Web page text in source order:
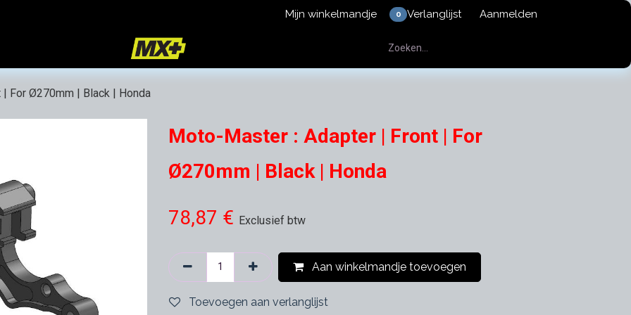
Mijn winkelmandje 0 Verlanglijst Aanmelden
Terms and Conditions
For Ø270mm | Black | Honda
Moto-Master : Adapter | Front | For
Ø270mm | Black | Honda
78,87 € Exclusief btw
Aan winkelmandje toevoegen
Toevoegen aan verlanglijst